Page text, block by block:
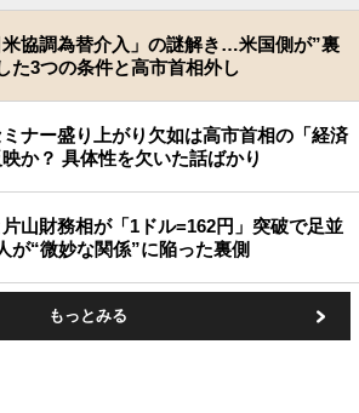
協調為替介入」の謎解き…米国側が”裏
た3つの条件と高市首相外し
ナー盛り上がり欠如は高市首相の「経済
か？ 具体性を欠いた話ばかり
山財務相が「1ドル=162円」突破で足並
が“微妙な関係”に陥った裏側
もっとみる